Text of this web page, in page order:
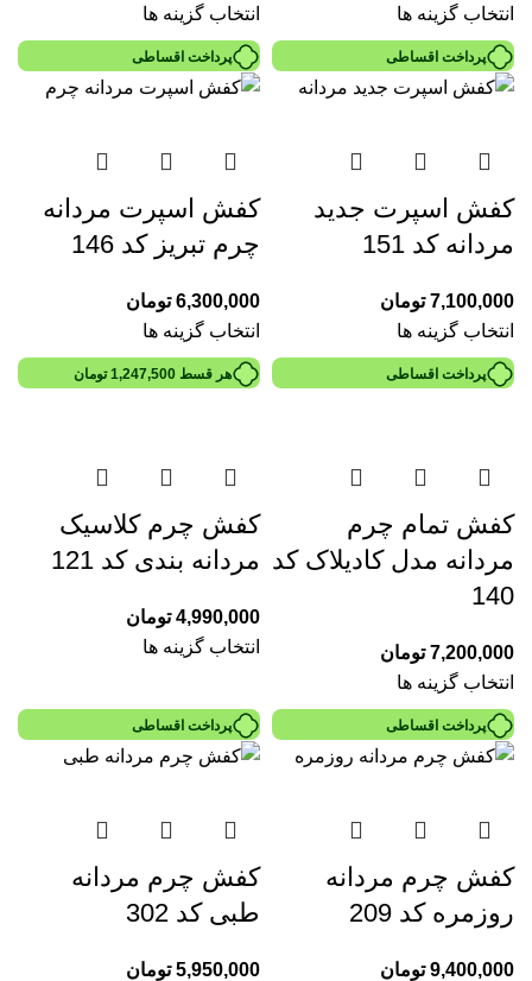
انتخاب گزینه ها
انتخاب گزینه ها
پرداخت اقساطی
کفش اسپرت جدید
مردانه کد 151
7,100,000 تومان
انتخاب گزینه ها
پرداخت اقساطی
کفش اسپرت مردانه
چرم تبریز کد 146
6,300,000 تومان
انتخاب گزینه ها
پرداخت اقساطی
کفش تمام چرم
مردانه مدل کادیلاک کد
140
7,200,000 تومان
انتخاب گزینه ها
هر قسط 1,247,500 تومان
کفش چرم کلاسیک
مردانه بندی کد 121
4,990,000 تومان
انتخاب گزینه ها
پرداخت اقساطی
کفش چرم مردانه
روزمره کد 209
9,400,000 تومان
پرداخت اقساطی
کفش چرم مردانه
طبی کد 302
5,950,000 تومان